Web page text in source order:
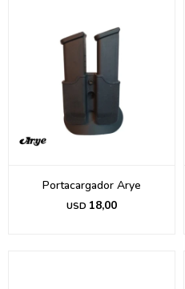
Portacargador Arye
USD 18,00